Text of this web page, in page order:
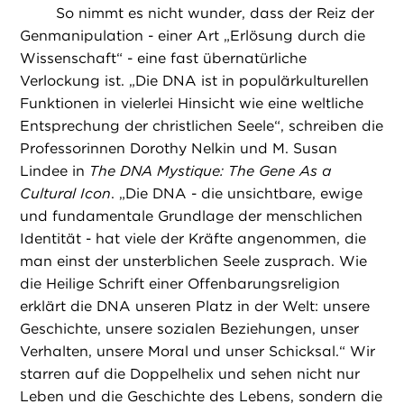
So nimmt es nicht wunder, dass der Reiz der
Genmanipulation - einer Art „Erlösung durch die
Wissenschaft“ - eine fast übernatürliche
Verlockung ist. „Die DNA ist in populärkulturellen
Funktionen in vielerlei Hinsicht wie eine weltliche
Entsprechung der christlichen Seele“, schreiben die
Professorinnen Dorothy Nelkin und M. Susan
Lindee in The DNA Mystique: The Gene As a
Cultural Icon. „Die DNA - die unsichtbare, ewige
und fundamentale Grundlage der menschlichen
Identität - hat viele der Kräfte angenommen, die
man einst der unsterblichen Seele zusprach. Wie
die Heilige Schrift einer Offenbarungsreligion
erklärt die DNA unseren Platz in der Welt: unsere
Geschichte, unsere sozialen Beziehungen, unser
Verhalten, unsere Moral und unser Schicksal.“ Wir
starren auf die Doppelhelix und sehen nicht nur
Leben und die Geschichte des Lebens, sondern die